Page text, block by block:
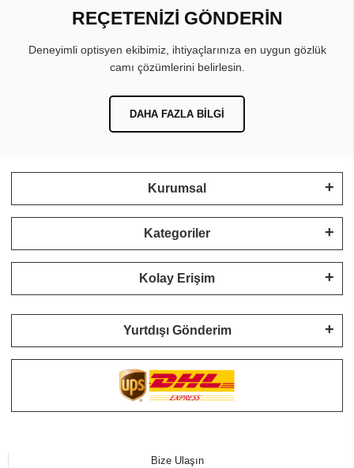
REÇETENİZİ GÖNDERİN
Deneyimli optisyen ekibimiz, ihtiyaçlarınıza en uygun gözlük
camı çözümlerini belirlesin.
DAHA FAZLA BILGI
Kurumsal
Kategoriler
Kolay Erişim
Yurtdışı Gönderim
Bize Ulaşın